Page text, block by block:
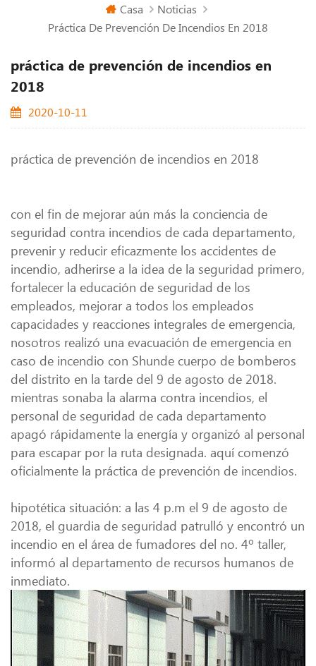
Casa
Noticias
Práctica De Prevención De Incendios En 2018
práctica de prevención de incendios en
2018
2020-10-11
práctica de prevención de incendios en 2018
con el fin de mejorar aún más la conciencia de
seguridad contra incendios de cada departamento,
prevenir y reducir eficazmente los accidentes de
incendio, adherirse a la idea de la seguridad primero,
fortalecer la educación de seguridad de los
empleados, mejorar a todos los empleados
capacidades y reacciones integrales de emergencia,
nosotros realizó una evacuación de emergencia en
caso de incendio con Shunde cuerpo de bomberos
del distrito en la tarde del 9 de agosto de 2018.
mientras sonaba la alarma contra incendios, el
personal de seguridad de cada departamento
apagó rápidamente la energía y organizó al personal
para escapar por la ruta designada. aquí comenzó
oficialmente la práctica de prevención de incendios.
hipotética situación: a las 4 p.m el 9 de agosto de
2018, el guardia de seguridad patrulló y encontró un
incendio en el área de fumadores del no. 4º taller,
informó al departamento de recursos humanos de
inmediato.